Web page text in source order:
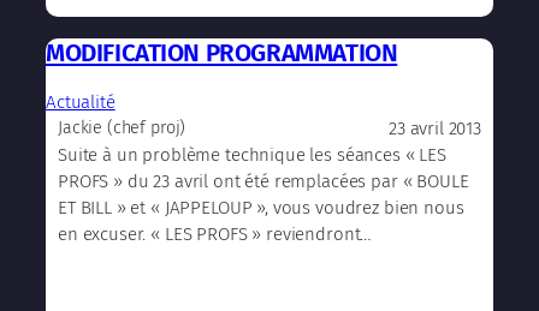
MODIFICATION PROGRAMMATION
Actualité
Jackie (chef proj)
23 avril 2013
Suite à un problème technique les séances « LES
PROFS » du 23 avril ont été remplacées par « BOULE
ET BILL » et « JAPPELOUP », vous voudrez bien nous
en excuser. « LES PROFS » reviendront…